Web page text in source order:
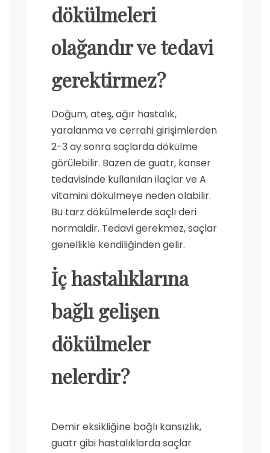
dökülmeleri
olağandır ve tedavi
gerektirmez?
Doğum, ateş, ağır hastalık,
yaralanma ve cerrahi girişimlerden
2-3 ay sonra saçlarda dökülme
görülebilir. Bazen de guatr, kanser
tedavisinde kullanılan ilaçlar ve A
vitamini dökülmeye neden olabilir.
Bu tarz dökülmelerde saçlı deri
normaldir. Tedavi gerekmez, saçlar
genellikle kendiliğinden gelir.
İç hastalıklarına
bağlı gelişen
dökülmeler
nelerdir?
Demir eksikliğine bağlı kansızlık,
guatr gibi hastalıklarda saçlar